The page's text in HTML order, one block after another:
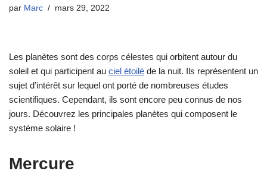
par Marc mars 29, 2022
Les planètes sont des corps célestes qui orbitent autour du
soleil et qui participent au ciel étoilé de la nuit. Ils représentent un
sujet d’intérêt sur lequel ont porté de nombreuses études
scientifiques. Cependant, ils sont encore peu connus de nos
jours. Découvrez les principales planètes qui composent le
système solaire !
Mercure